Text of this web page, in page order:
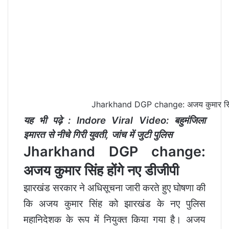
Jharkhand DGP change: अजय कुमार
यह भी पढ़े : Indore Viral Video: बहुमंजिला
इमारत से नीचे गिरी युवती, जांच में जुटी पुलिस
Jharkhand DGP change:
अजय कुमार सिंह होंगे नए डीजीपी
झारखंड सरकार ने अधिसूचना जारी करते हुए घोषणा की
कि अजय कुमार सिंह को झारखंड के नए पुलिस
महानिदेशक के रूप में नियुक्त किया गया है। अजय